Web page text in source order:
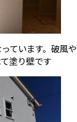
ています。破風や
塗り壁です